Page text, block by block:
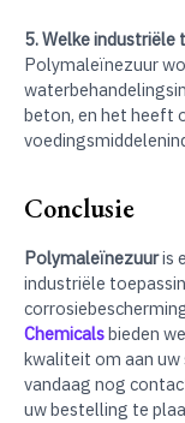
5. Welke
Polymaleïnezuur
beton, en het heeft
Conclusie
Polymaleïnezuuris
industriële
Chemicalsbieden
kwaliteit om aan
vandaag nog
uw bestelling te